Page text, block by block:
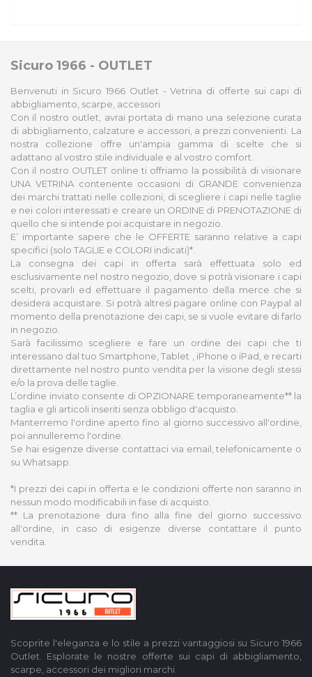
Sicuro 1966 - OUTLET
Benvenuti in Sicuro 1966 Outlet - Vetrina di offerte sui capi di
abbigliamento, scarpe, accessori
Con il nostro outlet, avrai portata di mano una selezione curata
di abbigliamento, calzature e accessori, a prezzi convenienti. La
nostra collezione offre un'ampia gamma di scelte che si
adattano al vostro stile individuale e al vostro comfort.
Con il nostro OUTLET online ti offriamo la possibilità di visionare
UNA VETRINA contenente occasioni di GRANDE convenienza
dei marchi trattati nelle collezioni, di scegliere i capi nelle taglie
e nei colori interessati e creare un ORDINE di PRENOTAZIONE di
quello che si intende poi acquistare in negozio.
E’ importante sapere che le OFFERTE saranno relative a capi
specifici (solo TAGLIE e COLORI indicati)*.
La consegna dei capi in offerta sarà effettuata solo ed
esclusivamente nel nostro negozio, dove si potrà visionare i capi
scelti, provarli ed effettuare il pagamento della merce che si
desidera acquistare. Si potrà altresì pagare online con Paypal al
momento della prenotazione dei capi, se si vuole evitare di farlo
in negozio.
Sarà facilissimo scegliere e fare un ordine dei capi che ti
interessano dal tuo Smartphone, Tablet , iPhone o iPad, e recarti
direttamente nel nostro punto vendita per la visione degli stessi
e/o la prova delle taglie.
L’ordine inviato consente di OPZIONARE temporaneamente** la
taglia e gli articoli inseriti senza obbligo d'acquisto.
Manterremo l'ordine aperto fino al giorno successivo all'ordine,
poi annulleremo l'ordine.
Se hai esigenze diverse contattaci via email, telefonicamente o
su Whatsapp.
*I prezzi dei capi in offerta e le condizioni offerte non saranno in
nessun modo modificabili in fase di acquisto.
** La prenotazione dura fino alla fine del giorno successivo
all'ordine, in caso di esigenze diverse contattare il punto
vendita.
Scoprite l'eleganza e lo stile a prezzi vantaggiosi su Sicuro 1966
Outlet. Esplorate le nostre offerte sui capi di abbigliamento,
scarpe, accessori dei migliori marchi.